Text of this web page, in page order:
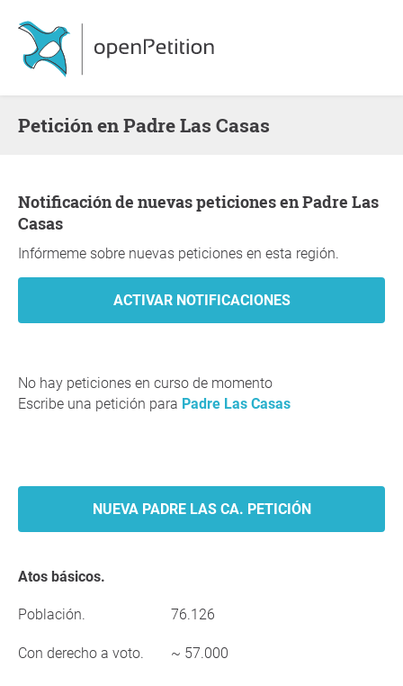
Petición en Padre Las Casas
Notificación de nuevas peticiones en Padre Las
Casas
Infórmeme sobre nuevas peticiones en esta región.
No hay peticiones en curso de momento
Escribe una petición para Padre Las Casas
NUEVA PADRE LAS CA. PETICIÓN
Atos básicos.
Población. 76.126
Con derecho a voto. ~ 57.000